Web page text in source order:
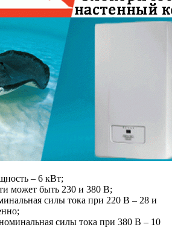
– 6 кВт;
может быть 230 и 380 В;
силы тока при 220 В – 28 и
силы тока при 380 В – 10